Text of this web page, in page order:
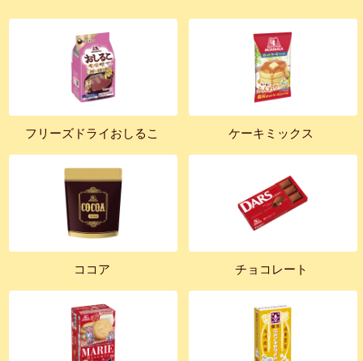
フリーズドライおしるこ ケーキミックス
ココア チョコレート